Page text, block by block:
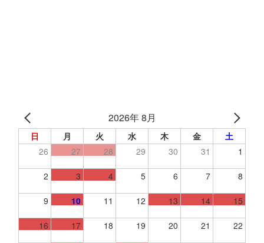
2026年 8月
日 月 火 水 木 金
土
26
27 28 29 30 31 1
2 3 4 5 6 7 8
9 10 11 12 13 14 15
16 17 18 19 20 21 22